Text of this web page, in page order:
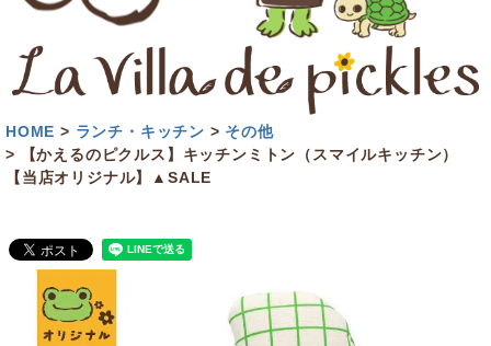
HOME ランチ・キッチン
その他
【かえるのピクルス】キッチンミトン（スマイルキッチン）
【当店オリジナル】▲SALE